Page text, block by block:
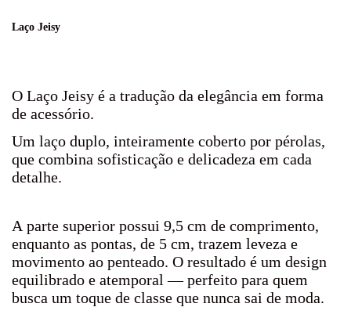
Laço Jeisy
O Laço Jeisy é a tradução da elegância em forma
de acessório.
Um laço duplo, inteiramente coberto por pérolas,
que combina sofisticação e delicadeza em cada
detalhe.
A parte superior possui 9,5 cm de comprimento,
enquanto as pontas, de 5 cm, trazem leveza e
movimento ao penteado. O resultado é um design
equilibrado e atemporal — perfeito para quem
busca um toque de classe que nunca sai de moda.